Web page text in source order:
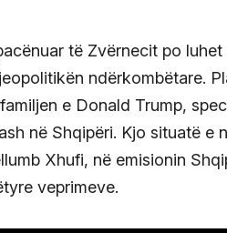
të Zvërnecit po
ndërkombëtare.
e Donald Trump,
në Shqipëri. Kjo situatë e
Xhufi, në emisionin
veprimeve.